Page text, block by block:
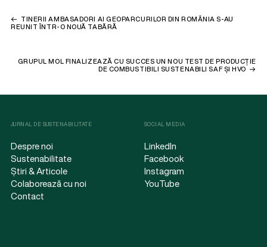
TINERII AMBASADORI AI GEOPARCURILOR DIN ROMÂNIA S-AU
REUNIT ÎNTR-O NOUĂ TABĂRĂ
GRUPUL MOL FINALIZEAZĂ CU SUCCES UN NOU TEST DE PRODUCȚIE
DE COMBUSTIBILI SUSTENABILI SAF ȘI HVO
JURNAL DE SUSTENABILITATE
Despre noi
Sustenabilitate
Știri & Articole
Colaborează cu noi
Contact
SOCIAL MEDIA
LinkedIn
Facebook
Instagram
YouTube